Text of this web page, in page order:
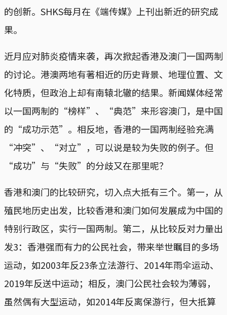
的创新。SHKS每月在《端传媒》上刊出新近的研究成
果。
近月应对肺炎疫情来袭，再次掀起香港及澳门一国两制
的讨论。港澳两地有著相近的历史背景、地理位置、文
化特质，但政治上却有南辕北辙的结果。新闻媒体经常
以一国两制的“榜样”、“典范”来形容澳门，是中国
的“成功示范”。相反地，香港的一国两制经验充满
“冲突”、“对立”，可以说是较为失败的例子。但
“成功”与“失败”的分歧又在那里呢？
香港和澳门的比较研究，切入点大抵有三个。第一，从
殖民地历史出发，比较香港和澳门如何发展成为中国的
特别行政区，实行一国两制。第二，从比较反对力量出
发3：香港强而有力的公民社会，带来举世瞩目的多场
运动，如2003年反23条立法游行、2014年雨伞运动、
2019年反送中运动；相反，澳门公民社会较为薄弱，
虽然偶有大型运动，如2014年反离保游行，但大抵算